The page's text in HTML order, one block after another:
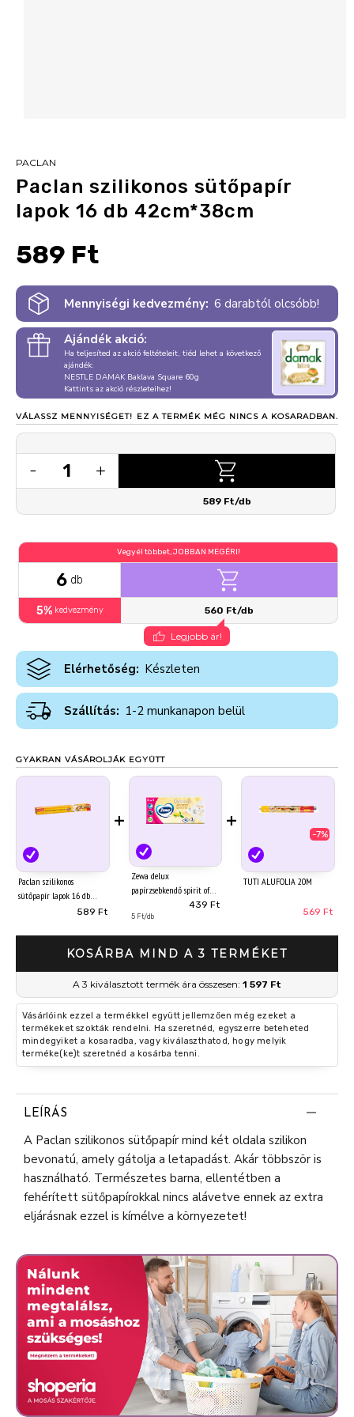
PACLAN
Paclan szilikonos sütőpapír
lapok 16 db 42cm*38cm
589 Ft
Mennyiségi kedvezmény: 6 darabtól olcsóbb!
Ajándék akció:
Ha teljesíted az akció feltételeit, tiéd lehet a következő
ajándék:
NESTLE DAMAK Baklava Square 60g
Kattints az akció részleteihez!
VÁLASSZ MENNYISÉGET! EZ A TERMÉK MÉG NINCS A KOSARADBAN.
- 1 +
589 Ft/db
Vegyél többet, JOBBAN MEGÉRI!
6 db
5% kedvezmény 560 Ft/db
Legjobb ár!
Elérhetőség: Készleten
Szállítás: 1-2 munkanapon belül
GYAKRAN VÁSÁROLJÁK EGYÜTT
Paclan szilikonos
sütőpapír lapok 16 db
589 Ft
+
Zewa delux
papírzsebkendő spirit of
tea 3 rétegű 90 db439 Ft
5 Ft/db
+
-7%
TUTI ALUFOLIA 20M
569 Ft
KOSÁRBA MIND A 3 TERMÉKET
A 3 kiválasztott termék ára összesen: 1 597 Ft
Vásárlóink ezzel a termékkel együtt jellemzően még ezeket a
termékeket szokták rendelni. Ha szeretnéd, egyszerre beteheted
mindegyiket a kosaradba, vagy kiválaszthatod, hogy melyik
terméke(ke)t szeretnéd a kosárba tenni.
LEÍRÁS
A Paclan szilikonos sütőpapír mind két oldala szilikon
bevonatú, amely gátolja a letapadást. Akár többször is
használható. Természetes barna, ellentétben a
fehérített sütőpapírokkal nincs alávetve ennek az extra
eljárásnak ezzel is kímélve a környezetet!